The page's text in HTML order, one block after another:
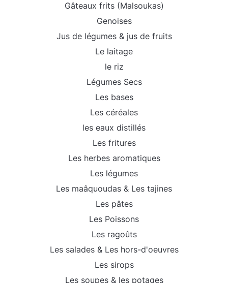
Gâteaux frits (Malsoukas)
Genoises
Jus de légumes & jus de fruits
Le laitage
le riz
Légumes Secs
Les bases
Les céréales
les eaux distillés
Les fritures
Les herbes aromatiques
Les légumes
Les maâquoudas & Les tajines
Les pâtes
Les Poissons
Les ragoûts
Les salades & Les hors-d'oeuvres
Les sirops
Les soupes & les potages